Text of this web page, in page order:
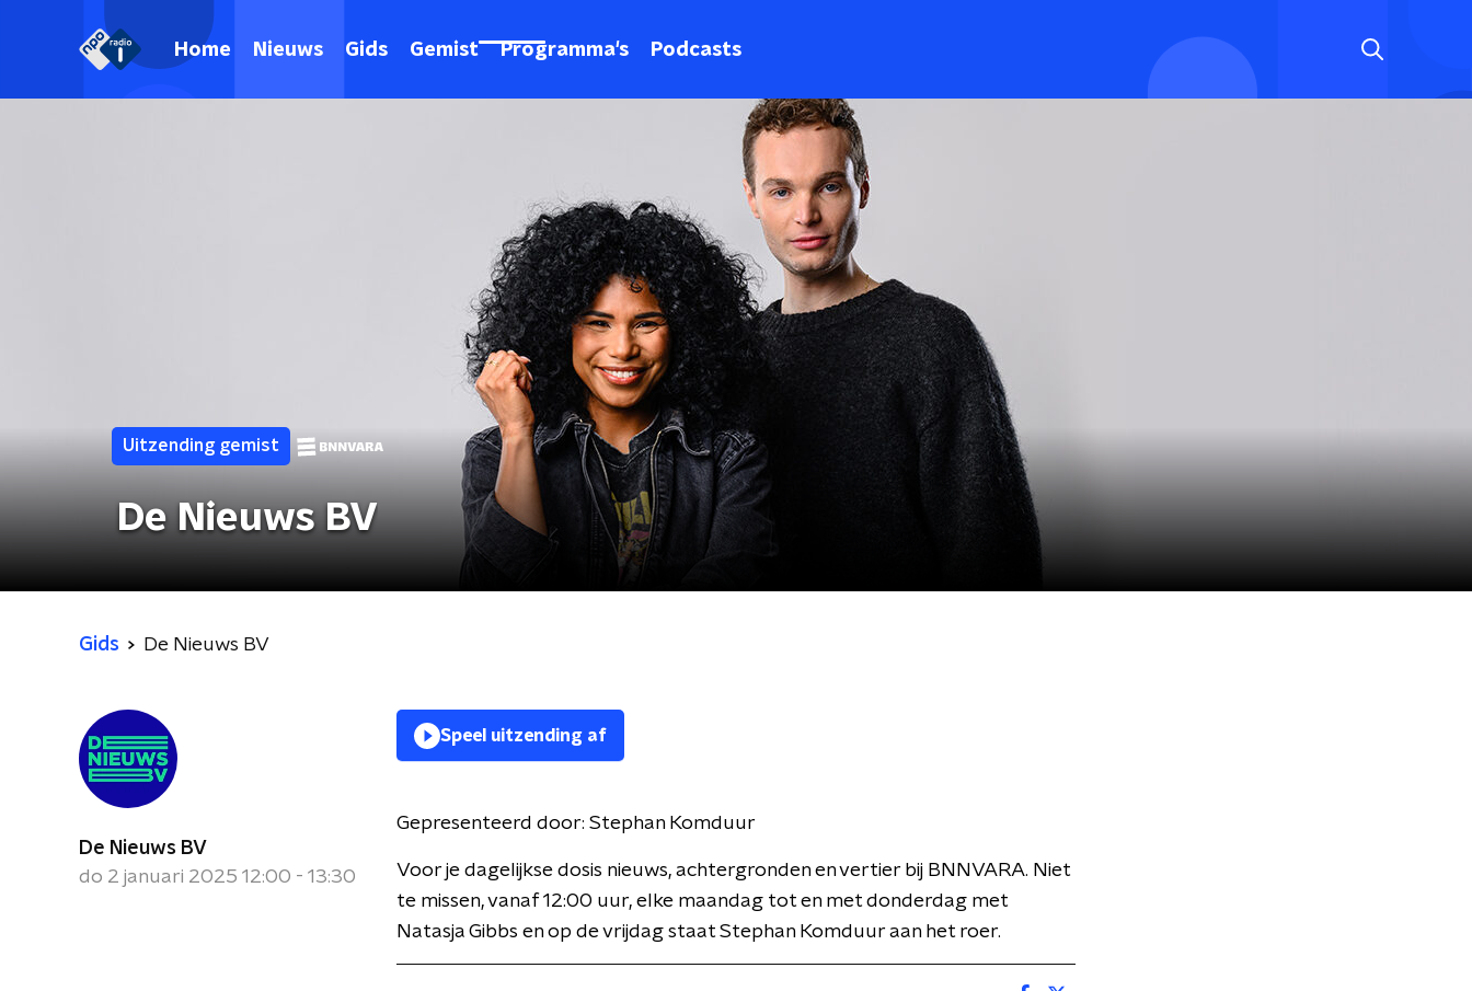
Home Nieuws Gids Gemist Programma's Podcasts
Uitzending gemist
De Nieuws BV
Gids De Nieuws BV
De Nieuws BV
do 2 januari 2025 12:00 - 13:30
Speel uitzending af
Gepresenteerd door: Stephan Komduur
Voor je dagelijkse dosis nieuws, achtergronden en vertier bij BNNVARA. Niet
te missen, vanaf 12:00 uur, elke maandag tot en met donderdag met
Natasja Gibbs en op de vrijdag staat Stephan Komduur aan het roer.